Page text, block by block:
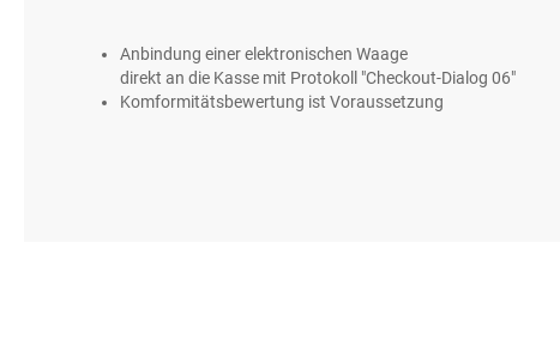
Anbindung einer elektronischen Waage
direkt an die Kasse mit Protokoll "Checkout-Dialog 06"
Komformitätsbewertung ist Voraussetzung